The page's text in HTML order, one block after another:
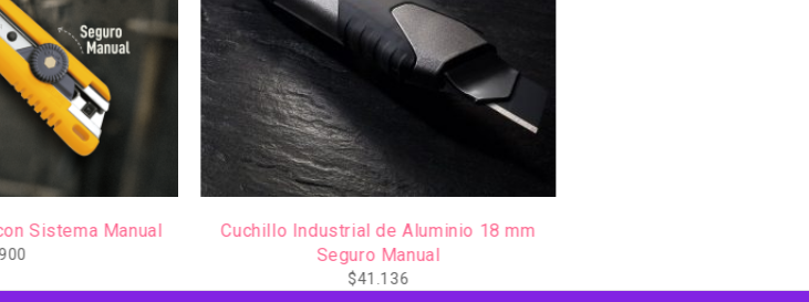
Cuchillo Industrial de Aluminio 18 mm